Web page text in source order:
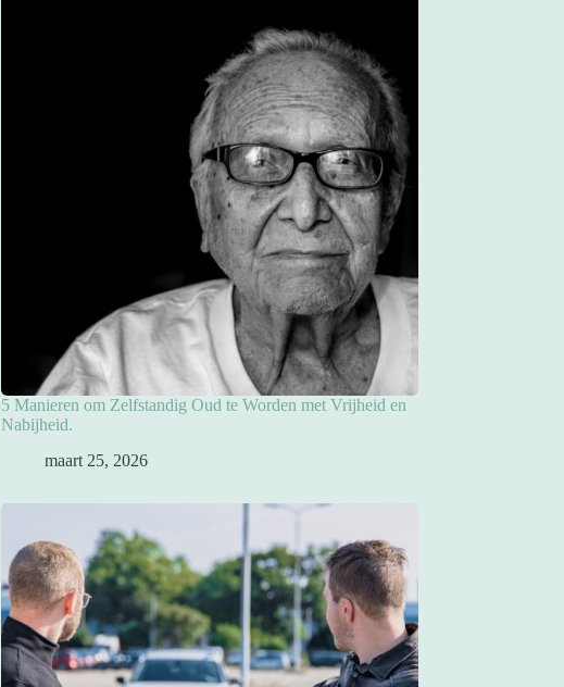
5 Manieren om Zelfstandig Oud te Worden met Vrijheid en
Nabijheid.
maart 25, 2026